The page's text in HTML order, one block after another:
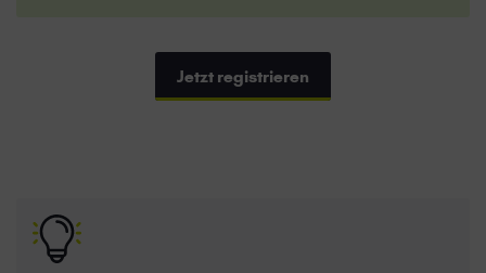
Jetzt registrieren